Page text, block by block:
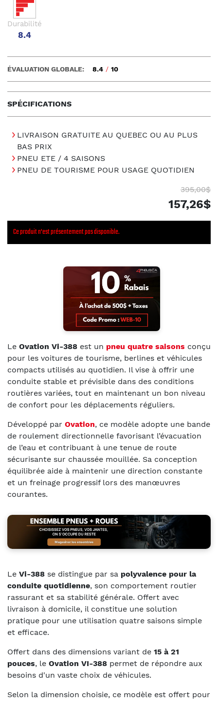
Durabilité
8.4
SPÉCIFICATIONS
ÉVALUATION GLOBALE: 8.4 / 10
LIVRAISON GRATUITE AU QUEBEC OU AU PLUS
BAS PRIX
PNEU ETE / 4 SAISONS
PNEU DE TOURISME POUR USAGE QUOTIDIEN
395,00$
157,26$
Ce produit n'est présentement pas disponible.
Le Ovation Vi-388 est un pneu quatre saisons conçu
pour les voitures de tourisme, berlines et véhicules
compacts utilisés au quotidien. Il vise à offrir une
conduite stable et prévisible dans des conditions
routières variées, tout en maintenant un bon niveau
de confort pour les déplacements réguliers.
Développé par Ovation, ce modèle adopte une bande
de roulement directionnelle favorisant l’évacuation
de l’eau et contribuant à une tenue de route
sécurisante sur chaussée mouillée. Sa conception
équilibrée aide à maintenir une direction constante
et un freinage progressif lors des manœuvres
courantes.
Le Vi-388 se distingue par sa polyvalence pour la
conduite quotidienne, son comportement routier
rassurant et sa stabilité générale. Offert avec
livraison à domicile, il constitue une solution
pratique pour une utilisation quatre saisons simple
et efficace.
Offert dans des dimensions variant de 15 à 21
pouces, le Ovation VI-388 permet de répondre aux
besoins d'un vaste choix de véhicules.
Selon la dimension choisie, ce modèle est offert pour